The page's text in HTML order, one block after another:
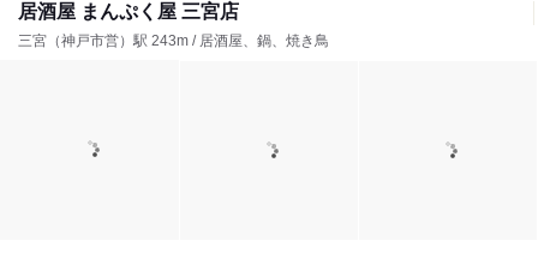
居酒屋 まんぷく屋 三宮店
三宮（神戸市営）駅 243m / 居酒屋、鍋、焼き鳥